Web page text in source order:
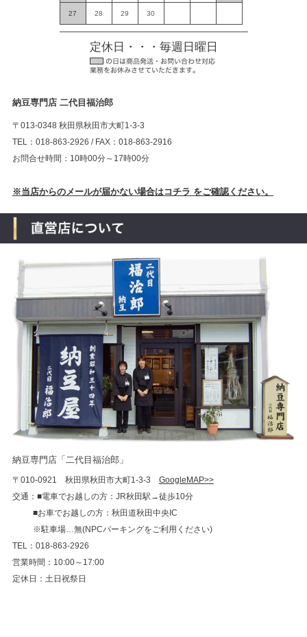
27 28 29 30
定休日・・・毎週日曜日
納豆専門店 二代目福治郎
〒013-0348 秋田県秋田市大町1-3-3
TEL：018-863-2926 / FAX：018-863-2916
お問合せ時間：10時00分～17時00分
※当店からのメールが届かない場合はコチラ をご確認ください。
納豆専門店「二代目福治郎」
〒010-0921 秋田県秋田市大町1-3-3 GoogleMAP>>
交通：■電車でお越しの方：JR秋田駅→徒歩10分
■お車でお越しの方：秋田道秋田中央IC
※駐車場…無(NPCパーキングをご利用ください)
TEL：018-863-2926
営業時間：10:00～17:00
定休日：土日祝祭日